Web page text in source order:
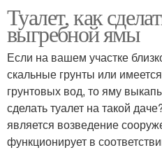
Туалет, как
выгребной ямы
Если на вашем участке
скальные грунты или
грунтовых вод, то яму
сделать туалет на такой
является возведение
функционирует в